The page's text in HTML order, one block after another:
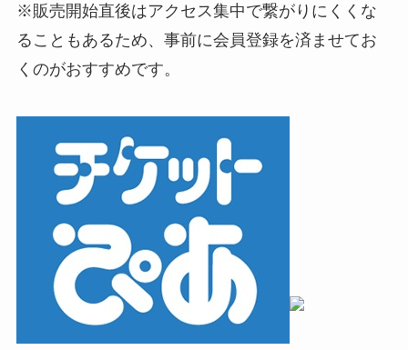
※販売開始直後はアクセス集中で繋がりにくくな
ることもあるため、事前に会員登録を済ませてお
くのがおすすめです。